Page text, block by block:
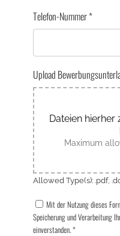
Telefon-Nummer*
Upload
Dateien
Maximum
Allowed Type(s): .pdf,
Mit der Nutzung dieses
Speicherung und Verarbeitung
einverstanden.*